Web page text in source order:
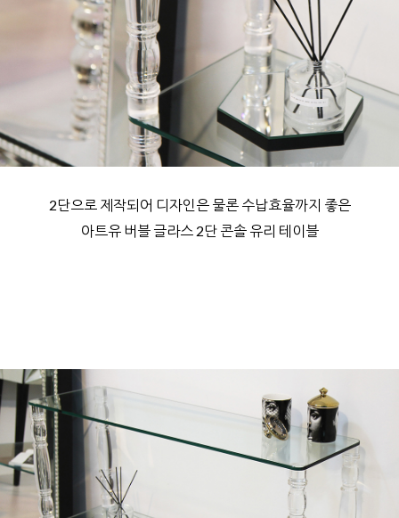
2단으로 제작되어 디자인은 물론 수납효율까지 좋은
아트유 버블 글라스 2단 콘솔 유리 테이블